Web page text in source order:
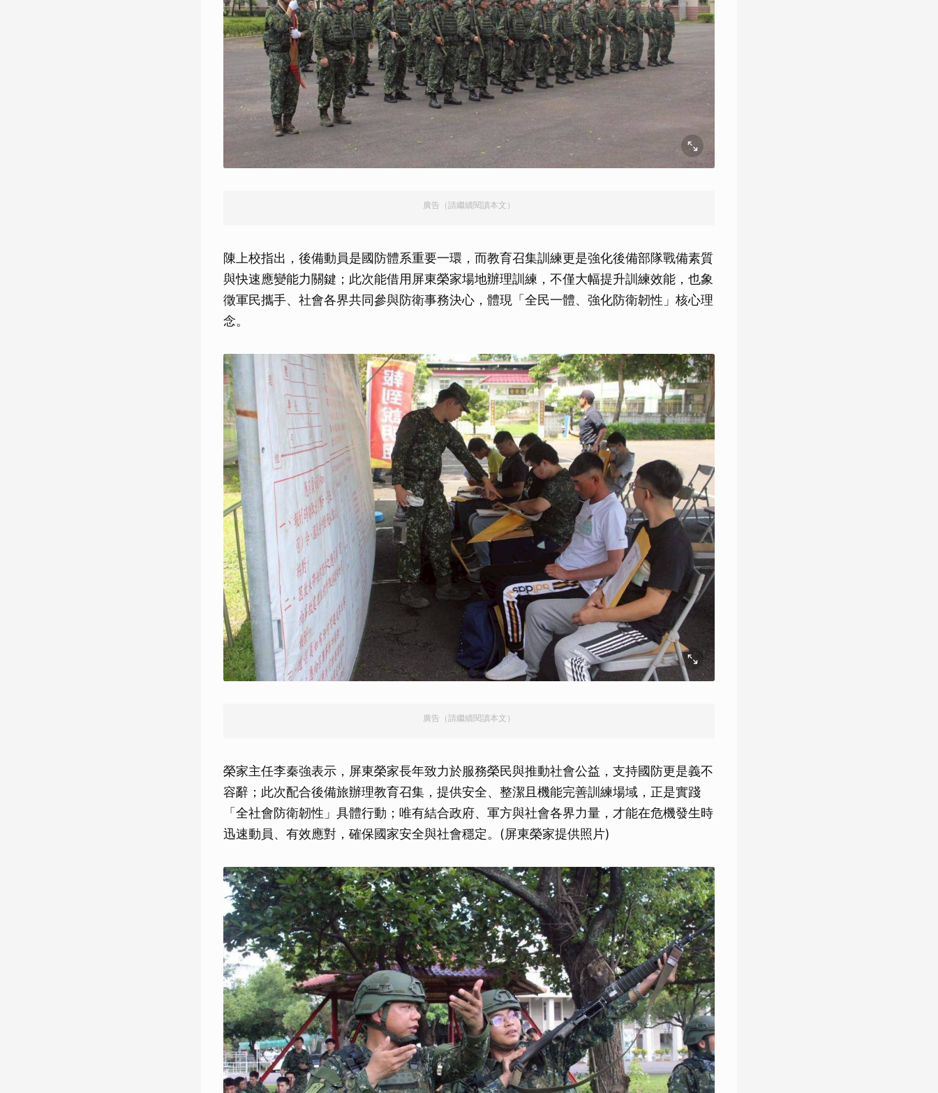
廣告（請繼續閱讀本文）
陳上校指出，後備動員是國防體系重要一環，而教育召集訓練更是強化後備部隊戰備素質
與快速應變能力關鍵；此次能借用屏東榮家場地辦理訓練，不僅大幅提升訓練效能，也象
徵軍民攜手、社會各界共同參與防衛事務決心，體現「全民一體、強化防衛韌性」核心理
念。
廣告（請繼續閱讀本文）
榮家主任李秦強表示，屏東榮家長年致力於服務榮民與推動社會公益，支持國防更是義不
容辭；此次配合後備旅辦理教育召集，提供安全、整潔且機能完善訓練場域，正是實踐
「全社會防衛韌性」具體行動；唯有結合政府、軍方與社會各界力量，才能在危機發生時
迅速動員、有效應對，確保國家安全與社會穩定。(屏東榮家提供照片)